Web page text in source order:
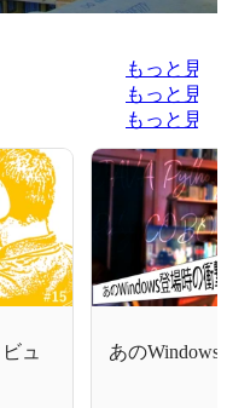
もっと見る
もっと見る
もっと見る
ュ
あの